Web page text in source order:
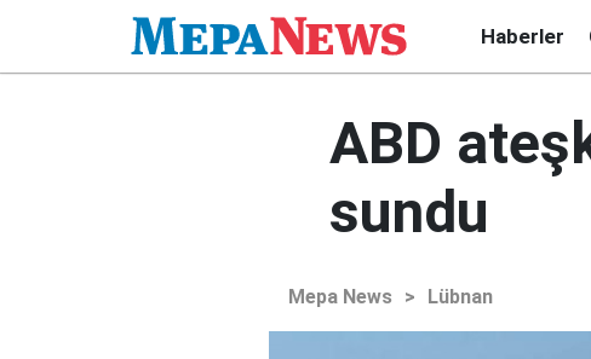
Haberler
ABD
sundu
Mepa News > Lübnan